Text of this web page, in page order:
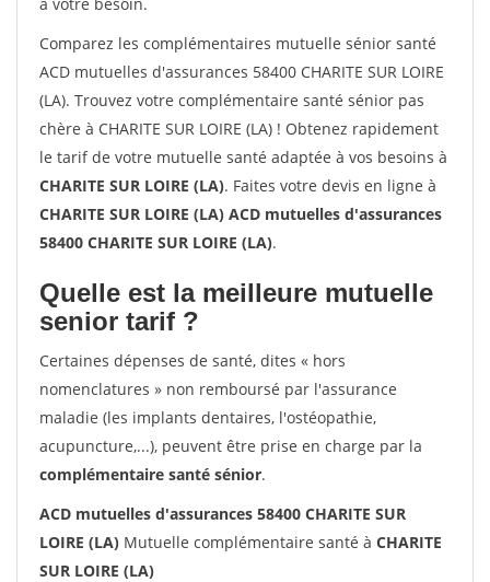
Comparez les complémentaires mutuelle sénior santé
ACD mutuelles d'assurances 58400 CHARITE SUR LOIRE
(LA). Trouvez votre complémentaire santé sénior pas
chère à CHARITE SUR LOIRE (LA) ! Obtenez rapidement
le tarif de votre mutuelle santé adaptée à vos besoins à
CHARITE SUR LOIRE (LA). Faites votre devis en ligne à
CHARITE SUR LOIRE (LA) ACD mutuelles d'assurances
58400 CHARITE SUR LOIRE (LA).
Quelle est la meilleure mutuelle
senior tarif ?
Certaines dépenses de santé, dites « hors
nomenclatures » non remboursé par l'assurance
maladie (les implants dentaires, l'ostéopathie,
acupuncture,...), peuvent être prise en charge par la
complémentaire santé sénior.
ACD mutuelles d'assurances 58400 CHARITE SUR
LOIRE (LA) Mutuelle complémentaire santé à CHARITE
SUR LOIRE (LA)